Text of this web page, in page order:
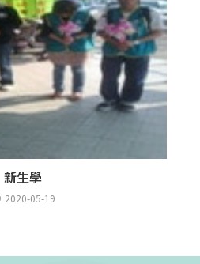
新生學
2020-05-19